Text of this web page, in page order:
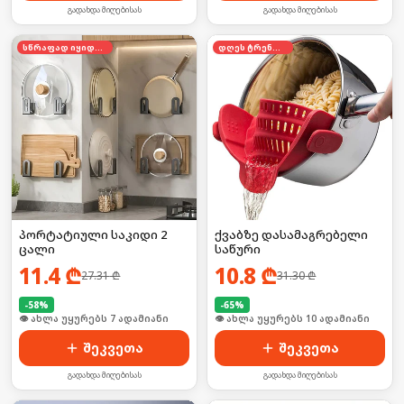
გადახდა მიღებისას გადახდა მიღებისას
სწრაფად იყიდება
პორტატიული საკიდი 2
ცალი
11.4₾27.31₾
-58%
🛒 ბოლო 24სთ-ში იყიდა 8-მა
შეკვეთა
გადახდა მიღებისას
დღეს ტრენდში
ქვაბზე დასამაგრებელი
საწური
10.8 ₾31.30₾
-65%
🛒 ბოლო 24სთ-ში იყიდა 12-მა
შეკვეთა
გადახდა მიღებისას